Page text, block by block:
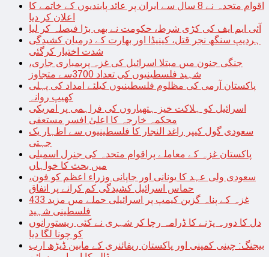
اقوام متحدہ نے 8 سال سے ایران پر عائد پابندیوں کے خاتمے کا
اعلان کر دیا
آئی ایم ایف کی کڑی شرط، حکومت نے بھی بڑا فیصلہ کر لیا
ہردیپ سنگھ نجر قتل، کینیڈا اور بھارت کے درمیان کشیدگی
شدت اختیار کرگئی
جنگی جنون میں مبتلا اسرائیل کی غزہ پربمباری جاری،
شہید فلسطینیوں کی تعداد 3700سے متجاوز
پاکستان آرمی کی مظلوم فلسطینیوں کیلئے امداد کی پہلی
کھیپ روانہ
اسرائیل کو ہلاکت خیز ہتھیاروں کی فراہمی پر امریکی
محکمہ خارجہ کا اعلیٰ افسر مستعفی
سعودی گول کیپر راغد النجار کا فلسطینیوں سے اظہار یک
جہتی
پاکستان غزہ کے معاملے پراقوام متحدہ کی جنرل اسمبلی
میں بحث کا خواہاں
سعودی ولی عہد کا یونانی اور جاپانی وزراء اعظم کو فون،
حماس اسرائیل کشیدگی کم کرانے پر اتفاق
غزہ کے پناہ گزین کیمپ پر اسرائیلی حملے میں مزید 433
فلسطینی شہید
دل کا دورہ پڑنے کا ڈرامہ رچا کر شہری نے کئی ریستورانوں
کو چونا لگا دیا
بیجنگ: چینی کمپنی اور پاکستان ریفائنری کے مابین ڈیڑھ ارب